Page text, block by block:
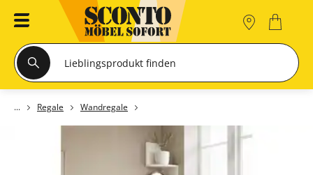
Regale Wandregale